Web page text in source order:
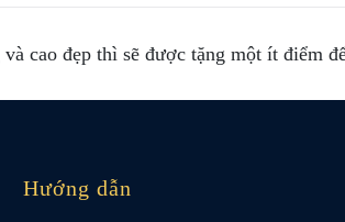
cao đẹp thì sẽ được tặng một ít điểm
Hướng dẫn